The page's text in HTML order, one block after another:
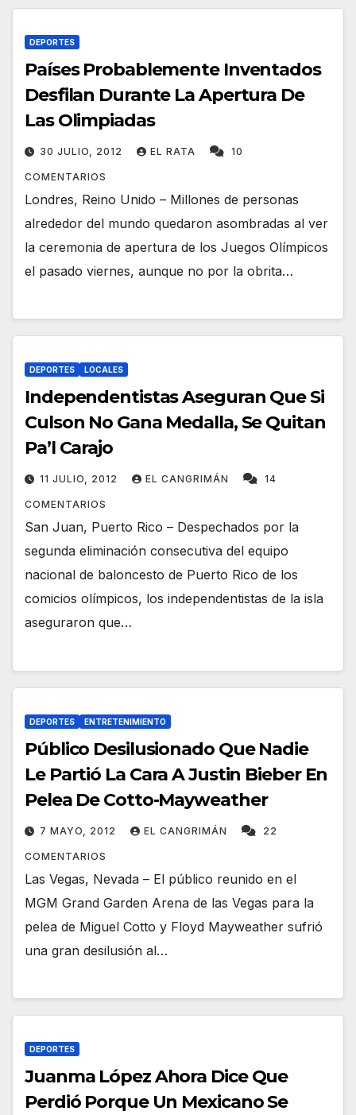
DEPORTES
Países Probablemente Inventados
Desfilan Durante La Apertura De
Las Olimpiadas
30 JULIO, 2012 EL RATA 10
COMENTARIOS
Londres, Reino Unido – Millones de personas
alrededor del mundo quedaron asombradas al ver
la ceremonia de apertura de los Juegos Olímpicos
el pasado viernes, aunque no por la obrita…
DEPORTES LOCALES
Independentistas Aseguran Que Si
Culson No Gana Medalla, Se Quitan
Pa’l Carajo
11 JULIO, 2012 EL CANGRIMÁN 14
COMENTARIOS
San Juan, Puerto Rico – Despechados por la
segunda eliminación consecutiva del equipo
nacional de baloncesto de Puerto Rico de los
comicios olímpicos, los independentistas de la isla
aseguraron que…
DEPORTES ENTRETENIMIENTO
Público Desilusionado Que Nadie
Le Partió La Cara A Justin Bieber En
Pelea De Cotto-Mayweather
7 MAYO, 2012 EL CANGRIMÁN 22
COMENTARIOS
Las Vegas, Nevada – El público reunido en el
MGM Grand Garden Arena de las Vegas para la
pelea de Miguel Cotto y Floyd Mayweather sufrió
una gran desilusión al…
DEPORTES
Juanma López Ahora Dice Que
Perdió Porque Un Mexicano Se